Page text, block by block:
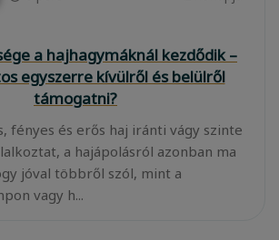
a hajhagymáknál kezdődik –
egyszerre kívülről és belülről
támogatni?
fényes és erős haj iránti vágy szinte
a hajápolásról azonban ma
jóval többről szól, mint a
vagy h...